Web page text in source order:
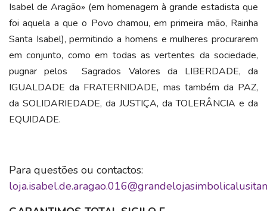
Isabel de Aragão» (em homenagem à grande estadista que
foi aquela a que o Povo chamou, em primeira mão, Rainha
Santa Isabel), permitindo a homens e mulheres procurarem
em conjunto, como em todas as vertentes da sociedade,
pugnar pelos Sagrados Valores da LIBERDADE, da
IGUALDADE da FRATERNIDADE, mas também da PAZ,
da SOLIDARIEDADE, da JUSTIÇA, da TOLERÂNCIA e da
EQUIDADE.
Para questões ou contactos: